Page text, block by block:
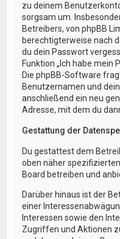
zu deinem
sorgsam um.
Betreibers, von phpBB
berechtigterweise nach
du dein Passwort
Funktion „Ich habe mein
Die phpBB-Software
Benutzernamen und
anschließend ein neu
Adresse, mit dem du
Gestattung der
Du gestattest dem
oben näher
Board betreiben und
Darüber hinaus ist der
einer
Interessen sowie den
Zugriffen und Aktionen